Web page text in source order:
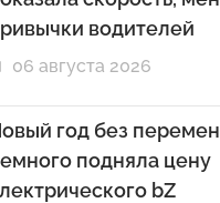
водителей
06 августа 2026
год без
подняла цену
bZ